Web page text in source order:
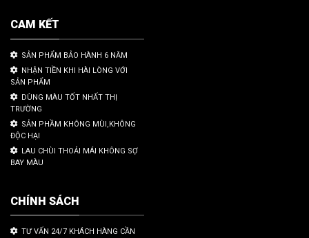
CAM KẾT
SẢN PHẨM BẢO HÀNH 6 NĂM
NHẬN TIỀN KHI HÀI LÒNG VỚI
SẢN PHẨM
DÙNG MÀU TỐT NHẤT THỊ
TRƯỜNG
SẢN PHẦM KHÔNG MÙI,KHÔNG
ĐỘC HẠI
LAU CHÙI THOẢI MÁI KHÔNG SỢ
BAY MÀU
CHÍNH SÁCH
TƯ VẤN 24/7 KHÁCH HÀNG CẦN